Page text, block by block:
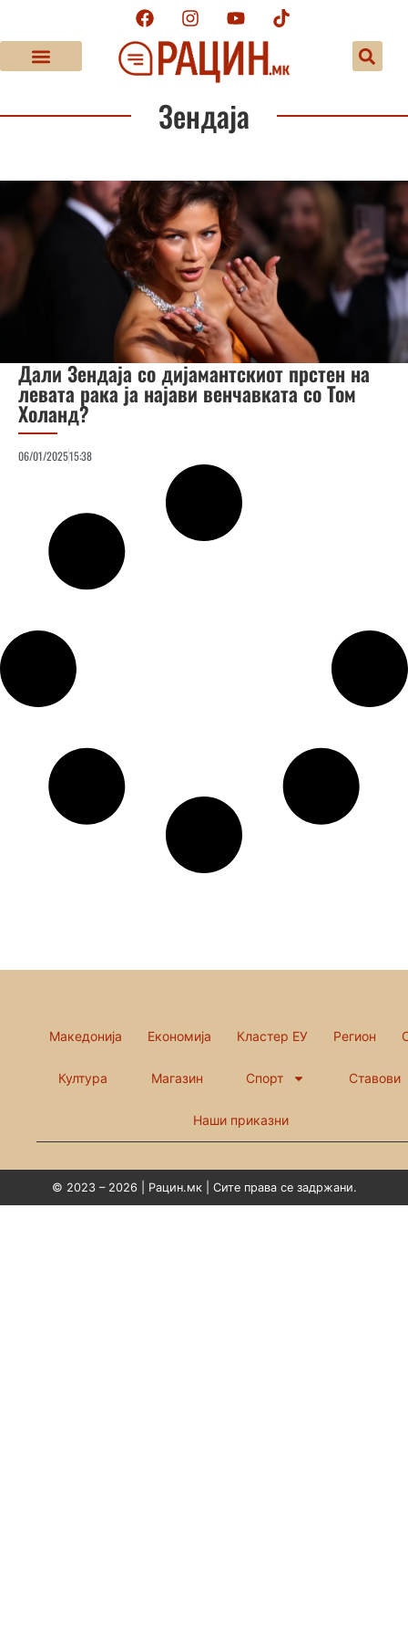
Зендаја
Дали Зендаја со дијамантскиот прстен на
левата рака ја најави венчавката со Том
Холанд?
06/01/202515:38
Македонија Економија Кластер ЕУ Регион
Култура Магазин Спорт Ставови
Наши приказни
© 2023 – 2026 | Рацин.мк | Сите права се задржани.